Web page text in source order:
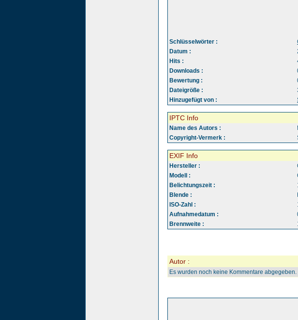
Schlüsselwörter :
Datum :
Hits :
Downloads :
Bewertung :
Dateigröße :
Hinzugefügt von :
IPTC Info
Name des Autors :
Copyright-Vermerk :
EXIF Info
Hersteller :
Modell :
Belichtungszeit :
Blende :
ISO-Zahl :
Aufnahmedatum :
Brennweite :
Autor :
Es wurden noch keine Kommentare abgegeben.